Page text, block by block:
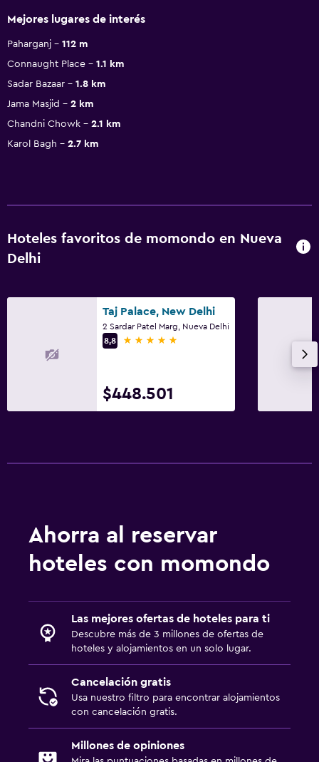
Mejores lugares de interés
Paharganj
112 m
Connaught Place
1.1 km
Sadar Bazaar
1.8 km
Jama Masjid
2 km
Chandni Chowk
2.1 km
Karol Bagh
2.7 km
Hoteles favoritos de momondo en Nueva
Delhi
Taj Palace, New Delhi
2 Sardar Patel Marg, Nueva Delhi
8,8
5 estrellas
$448.501
Ahorra al reservar
hoteles con momondo
Las mejores ofertas de hoteles para ti
Descubre más de 3 millones de ofertas de
hoteles y alojamientos en un solo lugar.
Cancelación gratis
Usa nuestro filtro para encontrar alojamientos
con cancelación gratis.
Millones de opiniones